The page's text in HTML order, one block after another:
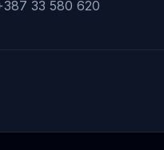
33 580 620